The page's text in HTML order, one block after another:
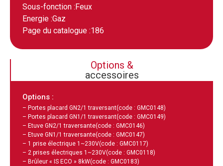
Sous-fonction :Feux
Energie :Gaz
Page du catalogue :186
Options &
accessoires
Options :
– Portes placard GN2/1 traversant(code : GMC0148)
– Portes placard GN1/1 traversant(code : GMC0149)
– Etuve GN2/1 traversante(code : GMC0146)
– Etuve GN1/1 traversante(code : GMC0147)
– 1 prise électrique 1~230V(code : GMC0117)
– 2 prises électriques 1~230V(code : GMC0118)
– Brûleur « IS ECO » 8kW(code : GMC0183)